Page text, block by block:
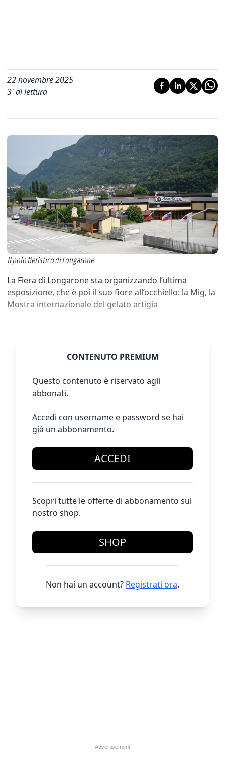
22 novembre 2025
3' di lettura
Il polo fieristico di Longarone
La Fiera di Longarone sta organizzando l’ultima
esposizione, che è poi il suo fiore all’occhiello: la Mig, la
Mostra internazionale del gelato artigia
CONTENUTO PREMIUM
Questo contenuto è riservato agli
abbonati.
Accedi con username e password se hai
già un abbonamento.
ACCEDI
Scopri tutte le offerte di abbonamento sul
nostro shop.
SHOP
Non hai un account? Registrati ora.